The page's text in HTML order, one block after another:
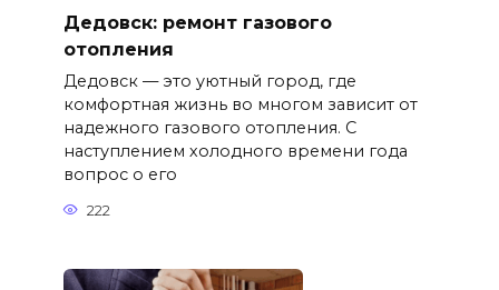
Дедовск: ремонт газового
отопления
Дедовск — это уютный город, где
комфортная жизнь во многом зависит от
надежного газового отопления. С
наступлением холодного времени года
вопрос о его
222